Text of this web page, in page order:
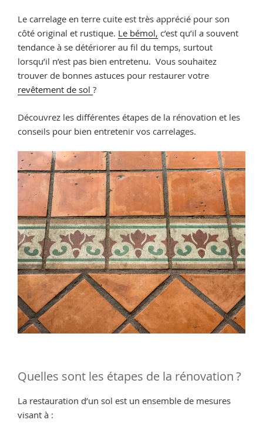
Le carrelage en terre cuite est très apprécié pour son
côté original et rustique. Le bémol, c’est qu’il a souvent
tendance à se détériorer au fil du temps, surtout
lorsqu’il n’est pas bien entretenu. Vous souhaitez
trouver de bonnes astuces pour restaurer votre
revêtement de sol ?
Découvrez les différentes étapes de la rénovation et les
conseils pour bien entretenir vos carrelages.
Quelles sont les étapes de la rénovation ?
La restauration d’un sol est un ensemble de mesures
visant à :